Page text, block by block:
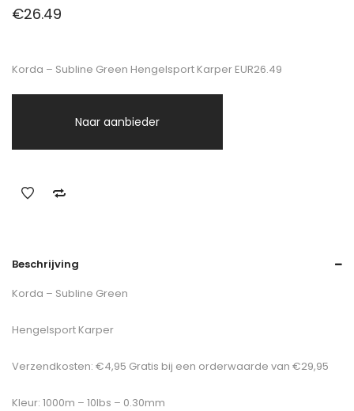
€26.49
Korda – Subline Green Hengelsport Karper EUR26.49
Naar aanbieder
Beschrijving
Korda – Subline Green
Hengelsport Karper
Verzendkosten: €4,95 Gratis bij een orderwaarde van €29,95
Kleur: 1000m – 10lbs – 0.30mm